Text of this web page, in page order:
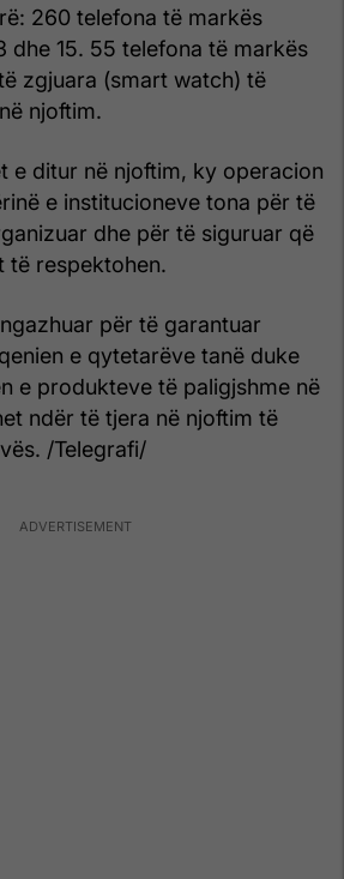
260 telefona të markës
dhe 15. 55 telefona të markës
zgjuara (smart watch) të
njoftim.
e ditur në njoftim, ky operacion
e institucioneve tona për të
dhe për të siguruar që
të respektohen.
për të garantuar
e qytetarëve tanë duke
e produkteve të paligjshme në
ndër të tjera në njoftim të
/Telegrafi/